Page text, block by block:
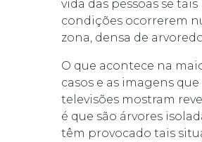
vida das pessoas se tais
condições ocorrerem
zona, densa de
O que acontece na
casos e as imagens que
televisões mostram
é que são árvores
têm provocado tais